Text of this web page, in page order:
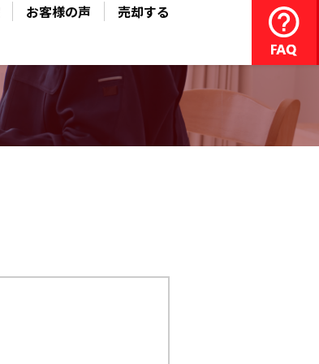
お客様の声 売却する